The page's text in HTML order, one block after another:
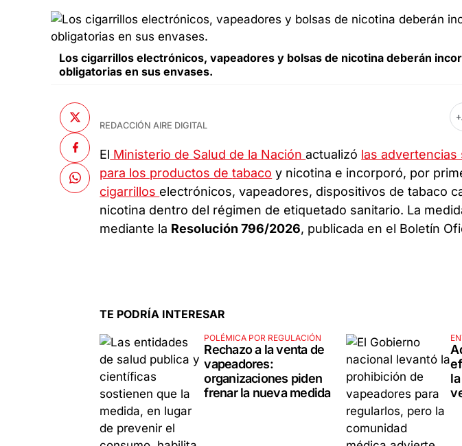
Los cigarrillos electrónicos, vapeadores y bolsas de nicotina deberán
obligatorias en sus envases.
REDACCIÓN AIRE DIGITAL
+
El Ministerio de Salud de la Naciónactualizó las advertencias
para los productos detabaco y nicotina e incorporó, por
cigarrillos electrónicos, vapeadores, dispositivos de tabaco
nicotina dentro del régimen de etiquetado sanitario. La
mediante la Resolución 796/2026, publicada en el Boletín
TE PODRÍA INTERESAR
POLÉMICA POR REGULACIÓN
Rechazo a la venta de
vapeadores:
organizaciones piden
frenar la nueva medida